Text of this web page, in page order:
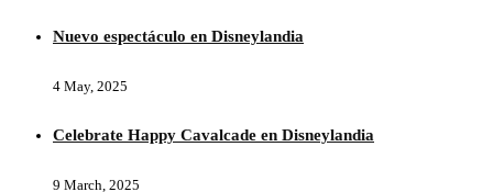
Nuevo espectáculo en Disneylandia
4 May, 2025
Celebrate Happy Cavalcade en Disneylandia
9 March, 2025